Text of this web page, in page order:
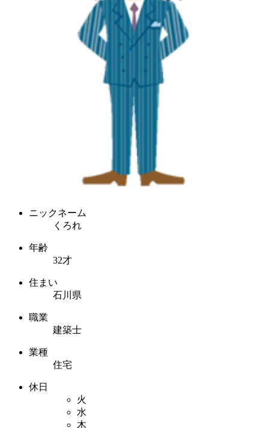
ニックネーム
くろれ
年齢
32才
住まい
石川県
職業
建築士
業種
住宅
休日
火
水
木